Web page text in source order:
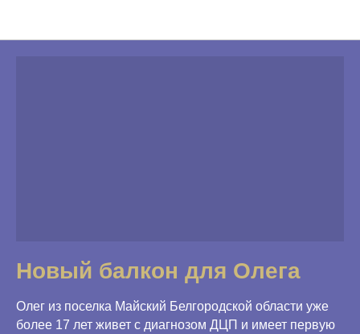
Новый балкон для Олега
Олег из поселка Майский Белгородской области уже
более 17 лет живет с диагнозом ДЦП и имеет первую